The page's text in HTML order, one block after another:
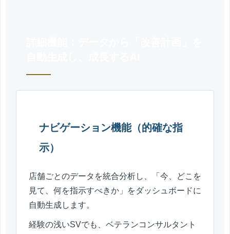
ナビゲーション機能（的確な指
示）
店舗ごとのデータを統合分析し、「今、どこを
見て、何を指示すべきか」をダッシュボードに
自動生成します。
経験の浅いSVでも、ベテランコンサルタント